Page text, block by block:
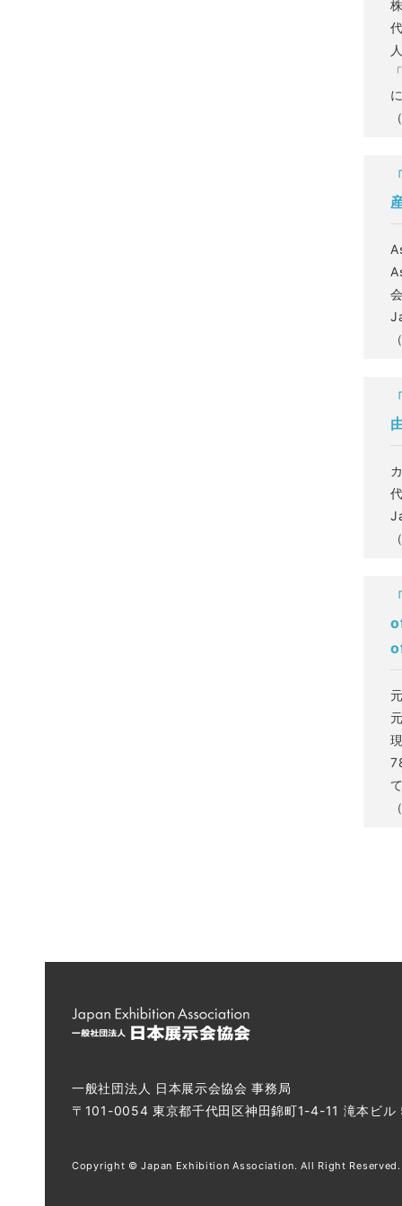
一般社団法人 日本展示会協会 事務局
〒101-0054 東京都千代田区神田錦町1-4-11 滝本ビル
Copyright © Japan Exhibition Association. All Right Reserved.